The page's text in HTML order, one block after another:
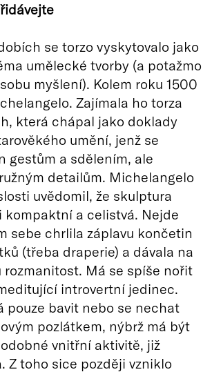
se torzo vyskytovalo jako
umělecké tvorby (a potažmo
myšlení). Kolem roku 1500
Zajímala ho torza
která chápal jako doklady
umění, jenž se
gestům a sdělením, ale
detailům. Michelangelo
uvědomil, že skulptura
kompaktní a celistvá. Nejde
sebe chrlila záplavu končetin
(třeba draperie) a dávala na
rozmanitost. Má se spíše nořit
introvertní jedinec.
pouze bavit nebo se nechat
pozlátkem, nýbrž má být
vnitřní aktivitě, již
Z toho sice později vzniklo